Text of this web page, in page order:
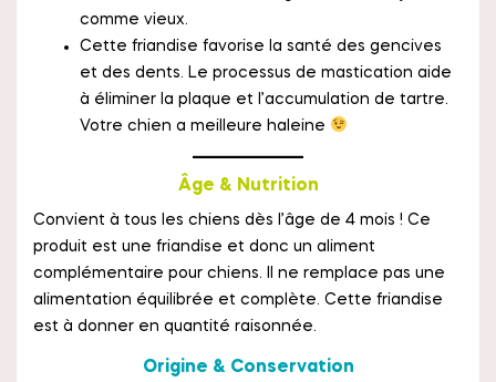
comme vieux.
Cette friandise favorise la santé des gencives
et des dents. Le processus de mastication aide
à éliminer la plaque et l’accumulation de tartre.
Votre chien a meilleure haleine
Âge & Nutrition
Convient à tous les chiens dès l’âge de 4 mois ! Ce
produit est une friandise et donc un aliment
complémentaire pour chiens. Il ne remplace pas une
alimentation équilibrée et complète. Cette friandise
est à donner en quantité raisonnée.
Origine & Conservation